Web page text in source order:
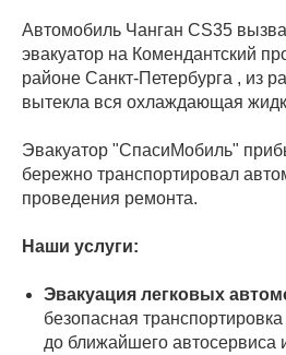
Автомобиль Чанган CS35
эвакуатор на Комендантский
районе Санкт-Петербурга , из
вытекла вся охлаждающая
Эвакуатор "СпасиМобиль"
бережно транспортировал
проведения ремонта.
Наши услуги:
Эвакуация легковых
безопасная
до ближайшего автосервиса